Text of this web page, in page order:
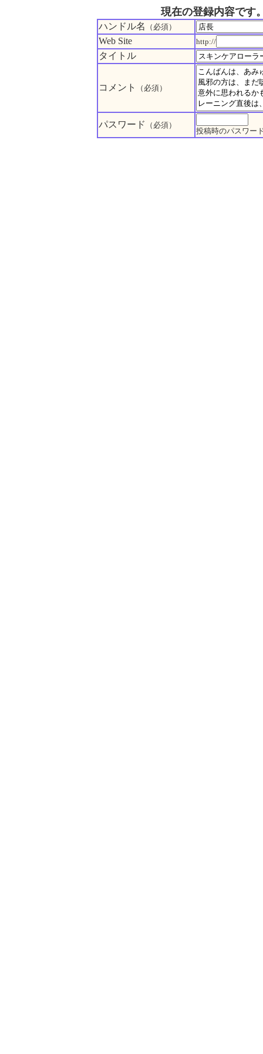
現在の登録内容です
ハンドル名 （必須）
Web Site http://
タイトル
コメント （必須）
パスワード （必須）
投稿時のパスワー